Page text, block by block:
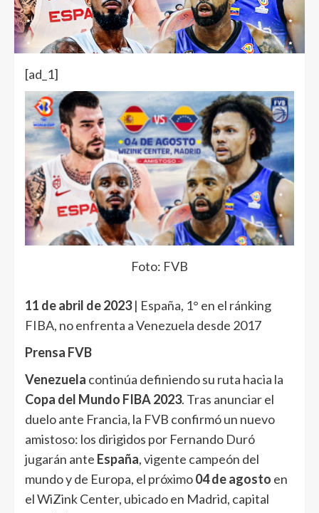
[ad_1]
Foto: FVB
11 de abril de 2023| España, 1° en el ránking
FIBA, no enfrenta a Venezuela desde 2017
Prensa FVB
Venezuela continúa definiendo su ruta hacia la
Copa del Mundo FIBA 2023. Tras anunciar el
duelo ante Francia, la FVB confirmó un nuevo
amistoso: los dirigidos por Fernando Duró
jugarán ante España, vigente campeón del
mundo y de Europa, el próximo04 de agosto en
el WiZink Center, ubicado en Madrid, capital